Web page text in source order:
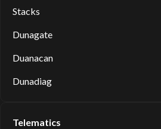
Stacks
Dunagate
Duanacan
Dunadiag
Telematics